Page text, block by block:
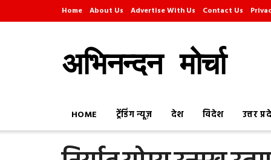
Home About Us Advertise With Us Contact Us
अभिनन्दन मोर्चा
HOME ट्रेंडिंग न्यूज़ देश विदेश उत्तर